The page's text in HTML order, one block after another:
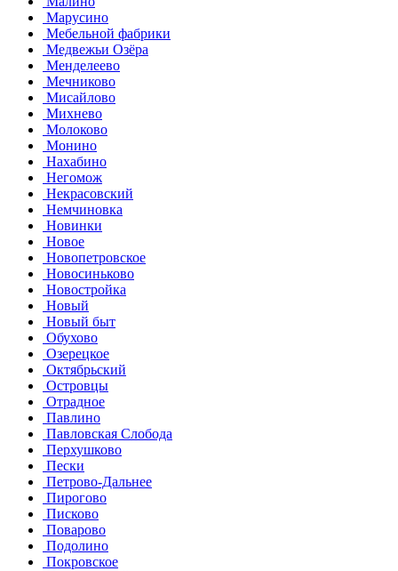
Марусино
Мебельной фабрики
Медвежьи Озёра
Менделеево
Мечниково
Мисайлово
Михнево
Молоково
Монино
Нахабино
Негомож
Некрасовский
Немчиновка
Новинки
Новое
Новопетровское
Новосиньково
Новостройка
Новый
Новый быт
Обухово
Озерецкое
Октябрьский
Островцы
Отрадное
Павлино
Павловская Слобода
Перхушково
Пески
Петрово-Дальнее
Пирогово
Писково
Поварово
Подолино
Покровское